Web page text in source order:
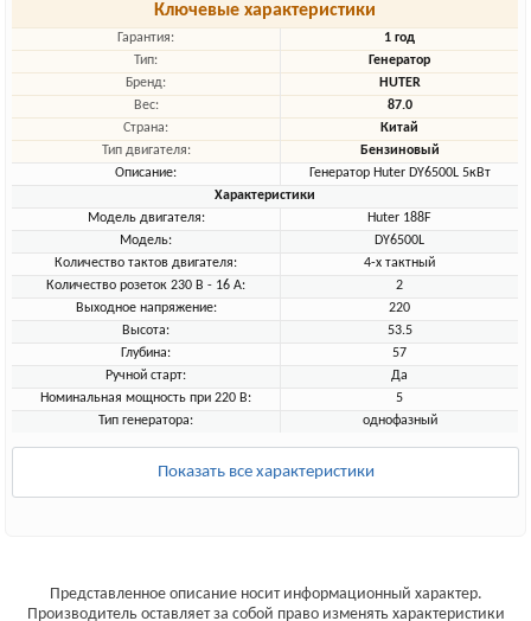
Ключевые характеристики
Гарантия:
1 год
Тип:
Генератор
Бренд:
HUTER
Вес:
87.0
Страна:
Китай
Тип двигателя:
Бензиновый
Описание:
Генератор Huter DY6500L 5кВт
Характеристики
Модель двигателя:
Huter 188F
Модель:
DY6500L
Количество тактов двигателя:
4-х тактный
Количество розеток 230 В - 16 А:
2
Выходное напряжение:
220
Высота:
53.5
Глубина:
57
Ручной старт:
Да
Номинальная мощность при 220 В:
5
Тип генератора:
однофазный
Показать все характеристики
Представленное описание носит информационный характер.
Производитель оставляет за собой право изменять характеристики